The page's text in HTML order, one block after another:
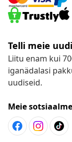
Telli meie
Liitu enam kui
iganädalasi
uudiseid.
Meie